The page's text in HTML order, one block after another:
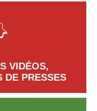
VIDÉOS,
DE PRESSES